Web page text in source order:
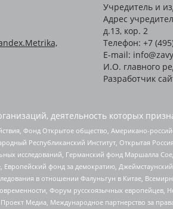
Учредитель и
Адрес
д.13, кор. 2
Телефон: +7
E-mail:
И.О. главного
Разработчик
деятельность которых
Фонд Открытое общество, Американо-
Республиканский Институт, Открытая
исследований, Германский фонд Маршалла
Европейский фонд за демократию,
в отношении Фалуньгун в Китае,
Форум русскоязычных
Медиа, Международное партнерство за